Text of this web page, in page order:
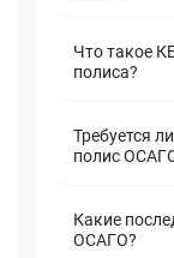
Что такое
полиса?
Требуется
полис
Какие
ОСАГО?